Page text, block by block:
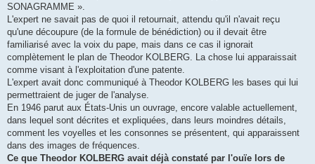
SONAGRAMME ».
L'expert ne savait pas de quoi il retournait, attendu qu'il n'avait reçu
qu'une découpure (de la formule de bénédiction) ou il devait être
familiarisé avec la voix du pape, mais dans ce cas il ignorait
complètement le plan de Theodor KOLBERG. La chose lui apparaissait
comme visant à l'exploitation d'une patente.
L'expert avait donc communiqué à Theodor KOLBERG les bases qui lui
permettraient de juger de l'analyse.
En 1946 parut aux États-Unis un ouvrage, encore valable actuellement,
dans lequel sont décrites et expliquées, dans leurs moindres détails,
comment les voyelles et les consonnes se présentent, qui apparaissent
dans des images de fréquences.
Ce que Theodor KOLBERG avait déjà constaté par l'ouïe lors de